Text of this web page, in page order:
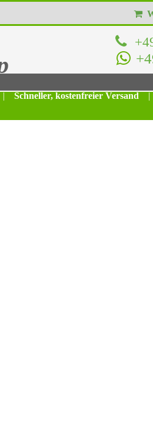
| Schneller, kostenfreier Versand |